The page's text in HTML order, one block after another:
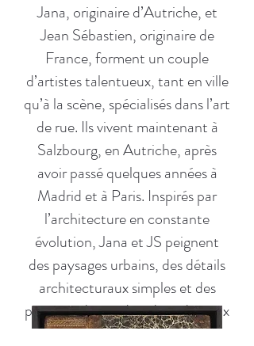
Jana, originaire d’Autriche, et
Jean Sébastien, originaire de
France, forment un couple
d’artistes talentueux, tant en ville
qu’à la scène, spécialisés dans l’art
de rue. Ils vivent maintenant à
Salzbourg, en Autriche, après
avoir passé quelques années à
Madrid et à Paris. Inspirés par
l’architecture en constante
évolution, Jana et JS peignent
des paysages urbains, des détails
architecturaux simples et des
portraits de citadins dans des jeux
de miroirs, de transparence et de